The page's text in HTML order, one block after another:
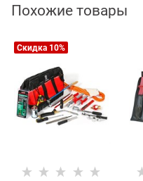
Похожие товары
Скидка 10%